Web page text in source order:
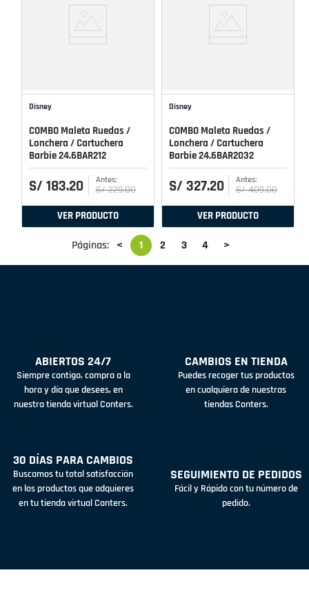
Disney
COMBO Maleta Ruedas /
Lonchera / Cartuchera
Barbie 24.6BAR212
S/ 183.20 S/ 229.00
VER PRODUCTO
Disney
COMBO Maleta Ruedas /
Lonchera / Cartuchera
Barbie 24.6BAR2032
S/ 327.20 S/ 409.00
VER PRODUCTO
Páginas: < 1 2 3 4 >
ABIERTOS 24/7
Siempre contigo, compra a la
hora y día que desees, en
nuestra tienda virtual Conters.
CAMBIOS EN TIENDA
Puedes recoger tus productos
en cualquiera de nuestras
tiendas Conters.
30 DÍAS PARA CAMBIOS
Buscamos tu total satisfacción
en los productos que adquieres
en tu tienda virtual Conters.
SEGUIMIENTO DE PEDIDOS
Fácil y Rápido con tu número de
pedido.